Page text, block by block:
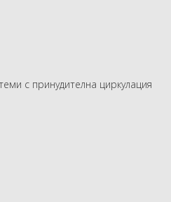
с принудителна циркулация